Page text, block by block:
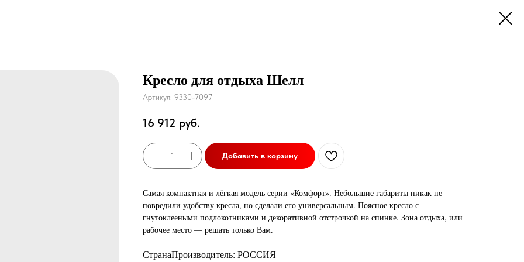
Кресло для отдыха Шелл
Артикул: 9330-7097
16 912 руб.
Добавить в корзину
Самая компактная и лёгкая модель серии «Комфорт». Небольшие габариты никак не
повредили удобству кресла, но сделали его универсальным. Поясное кресло с
гнутоклееными подлокотниками и декоративной отстрочкой на спинке. Зона отдыха, или
рабочее место — решать только Вам.
СтранаПроизводитель: РОССИЯ